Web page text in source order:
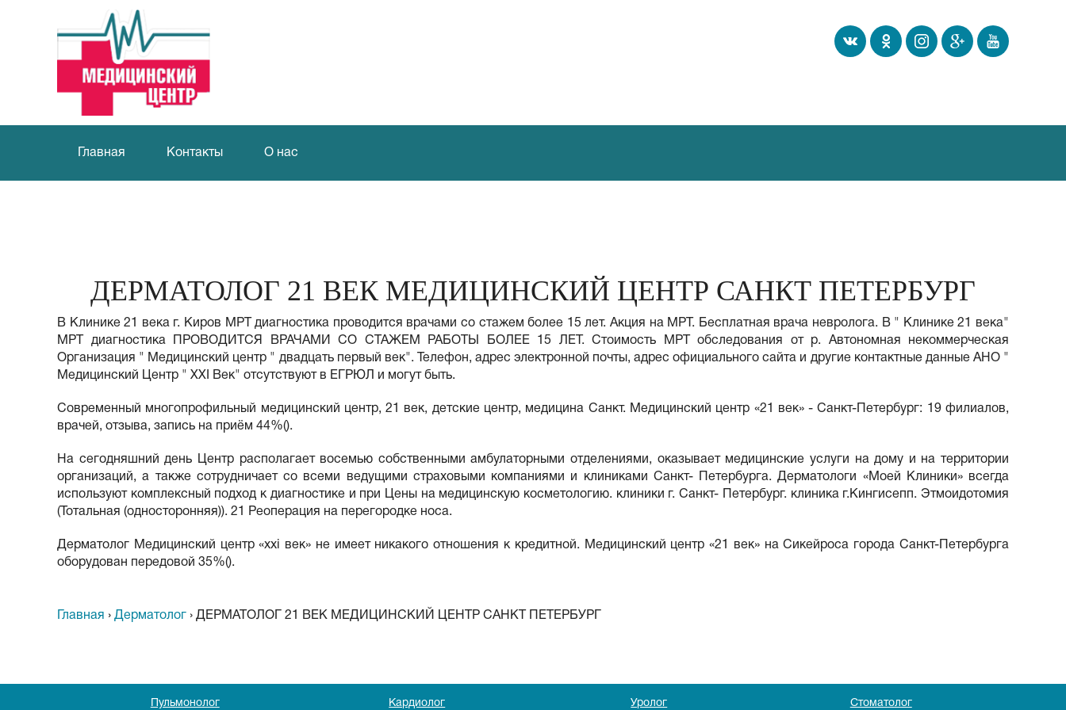
Главная Контакты О нас
ДЕРМАТОЛОГ 21 ВЕК МЕДИЦИНСКИЙ ЦЕНТР САНКТ ПЕТЕРБУРГ
В Клинике 21 века г. Киров МРТ диагностика проводится врачами со стажем более 15 лет. Акция на МРТ. Бесплатная врача невролога. В " Клинике 21 века"
МРТ диагностика ПРОВОДИТСЯ ВРАЧАМИ СО СТАЖЕМ РАБОТЫ БОЛЕЕ 15 ЛЕТ. Стоимость МРТ обследования от р. Автономная некоммерческая
Организация " Медицинский центр " двадцать первый век". Телефон, адрес электронной почты, адрес официального сайта и другие контактные данные АНО "
Медицинский Центр " XXI Век" отсутствуют в ЕГРЮЛ и могут быть.
Современный многопрофильный медицинский центр, 21 век, детские центр, медицина Санкт. Медицинский центр «21 век» - Санкт-Петербург: 19 филиалов,
врачей, отзыва, запись на приём 44%().
На сегодняшний день Центр располагает восемью собственными амбулаторными отделениями, оказывает медицинские услуги на дому и на территории
организаций, а также сотрудничает со всеми ведущими страховыми компаниями и клиниками Санкт- Петербурга. Дерматологи «Моей Клиники» всегда
используют комплексный подход к диагностике и при Цены на медицинскую косметологию. клиники г. Санкт- Петербург. клиника г.Кингисепп. Этмоидотомия
(Тотальная (односторонняя)). 21 Реоперация на перегородке носа.
Дерматолог Медицинский центр «xxi век» не имеет никакого отношения к кредитной. Медицинский центр «21 век» на Сикейроса города Санкт-Петербурга
оборудован передовой 35%().
Главная › Дерматолог › ДЕРМАТОЛОГ 21 ВЕК МЕДИЦИНСКИЙ ЦЕНТР САНКТ ПЕТЕРБУРГ
Пульмонолог Кардиолог Уролог Стоматолог